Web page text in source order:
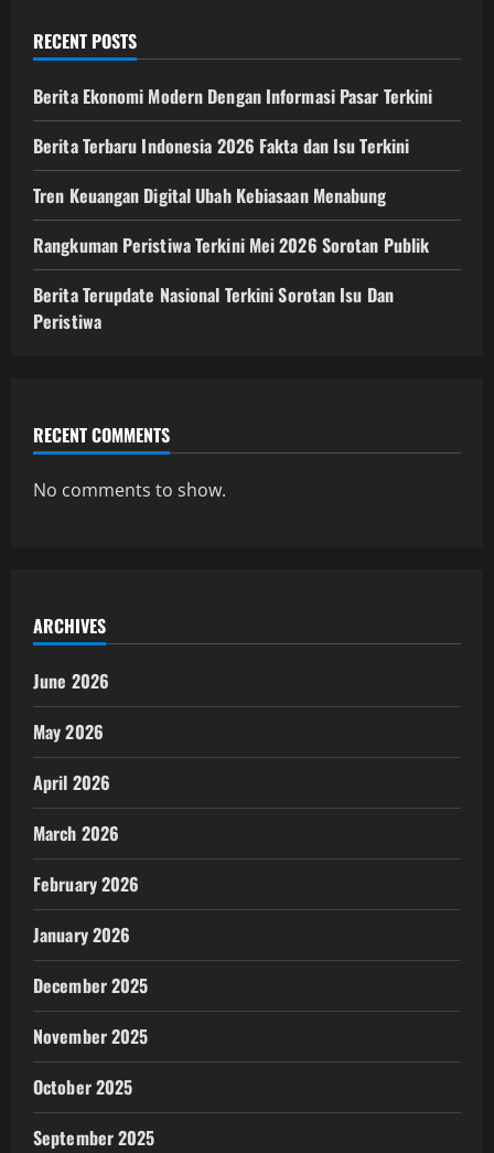
RECENT POSTS
Berita Ekonomi Modern Dengan Informasi Pasar Terkini
Berita Terbaru Indonesia 2026 Fakta dan Isu Terkini
Tren Keuangan Digital Ubah Kebiasaan Menabung
Rangkuman Peristiwa Terkini Mei 2026 Sorotan Publik
Berita Terupdate Nasional Terkini Sorotan Isu Dan
Peristiwa
RECENT COMMENTS
No comments to show.
ARCHIVES
June 2026
May 2026
April 2026
March 2026
February 2026
January 2026
December 2025
November 2025
October 2025
September 2025